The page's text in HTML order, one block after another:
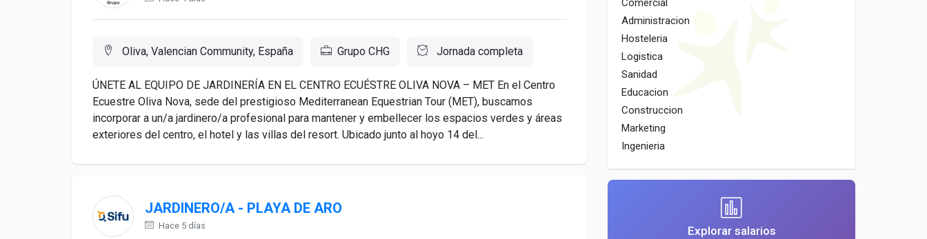
Oliva, Valencian Community, España Grupo CHG Jornada completa
ÚNETE AL EQUIPO DE JARDINERÍA EN EL CENTRO ECUÉSTRE OLIVA NOVA – MET En el Centro
Ecuestre Oliva Nova, sede del prestigioso Mediterranean Equestrian Tour (MET), buscamos
incorporar a un/a jardinero/a profesional para mantener y embellecer los espacios verdes y áreas
exteriores del centro, el hotel y las villas del resort. Ubicado junto al hoyo 14 del...
JARDINERO/A - PLAYA DE ARO
Hace 5 días
Comercial
Administracion
Hosteleria
Logistica
Sanidad
Educacion
Construccion
Marketing
Ingenieria
Explorar salarios